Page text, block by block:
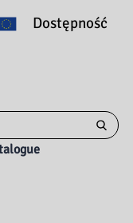
Dostępność